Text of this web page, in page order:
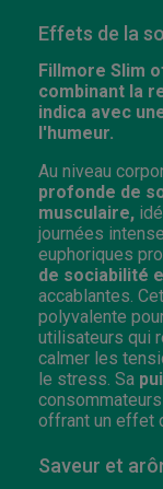
Effets de la
Fillmore Slim
combinant la
indica avec
l'humeur.
Au niveau
profonde de
musculaire,
journées
euphoriques
de sociabilité
accablantes.
polyvalente
utilisateurs qui
calmer les
le stress. Sa
offrant un effet
Saveur et